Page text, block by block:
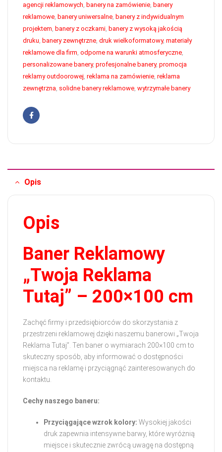
agencji reklamowych banery na zamówienie banery
reklamowe banery uniwersalne banery z indywidualnym
projektem banery z oczkami banery z wysoką jakością
druku banery zewnętrzne druk wielkoformatowy, materiały
reklamowe dla firm odporne na warunki atmosferyczne
personalizowane banery, profesjonalne banery, promocja
reklamy outdoorowej reklama na zamówienie reklama
zewnętrzna solidne banery reklamowe wytrzymałe banery
Facebook
Opis
Opis
Baner Reklamowy
„Twoja Reklama
Tutaj” – 200×100 cm
Zachęć firmy i przedsiębiorców do skorzystania z
przestrzeni reklamowej dzięki naszemu banerowi „Twoja
Reklama Tutaj”. Ten baner o wymiarach 200×100 cm to
skuteczny sposób, aby informować o dostępności
miejsca na reklamę i przyciągnąć zainteresowanych do
kontaktu.
Cechy naszego baneru:
Przyciągające wzrok kolory: Wysokiej jakości
druk zapewnia intensywne barwy, które wyróżnią
miejsce i skutecznie zwrócą uwagę na dostępną